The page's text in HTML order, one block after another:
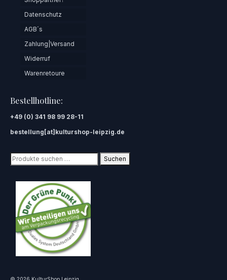
Datenschutz
AGB´s
Zahlung|Versand
Widerruf
Warenretoure
Bestellhotline:
+49 (0) 341 98 99 28-11
bestellung[at]kulturshop-leipzig.de
Suchen
nach:
Suchen